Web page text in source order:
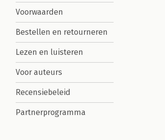
Voorwaarden
Bestellen en retourneren
Lezen en luisteren
Voor auteurs
Recensiebeleid
Partnerprogramma